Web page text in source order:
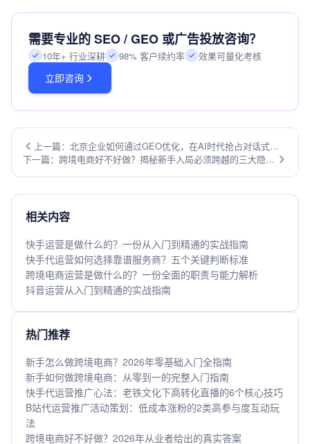
需要专业的 SEO / GEO 或广告投放咨询？
10年+ 行业深耕 98% 客户续约率 效果可量化考核
立即咨询
上一篇：北京企业如何通过GEO优化，在AI时代抢占对话式搜
索先机？
下一篇：跨境电商好不好做？揭秘新手入局必须跨越的三大隐形
相关内容
快手运营是做什么的？一份从入门到精通的实战指南
快手代运营如何选择靠谱服务商？五个关键判断标准
跨境电商运营是做什么的？一份全面的职责与能力解析
抖音运营从入门到精通的实战指南
热门推荐
新手怎么做跨境电商？2026年零基础入门全指南
新手如何做跨境电商：从零到一的完整入门指南
快手代运营推广心法：老铁文化下高转化直播的6个核心技巧
B站代运营推广活动策划：低成本涨粉的2类高参与度互动玩
法
跨境电商好不好做？2026年从业者给出的真实答案